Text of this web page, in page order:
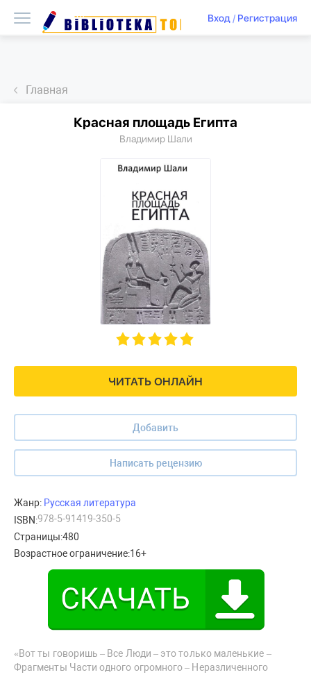
Вход/ Регистрация
Главная
ЧИТАТЬ ОНЛАЙН
Добавить
Написать рецензию
Красная площадь Египта
Владимир Шали
Жанр: Русская литература
ISBN:978-5-91419-350-5
Страницы:480
Возрастное ограничение:16+
«Вот ты говоришь – Все Люди – это только маленькие –
Фрагменты Части одного огромного – Неразличенного